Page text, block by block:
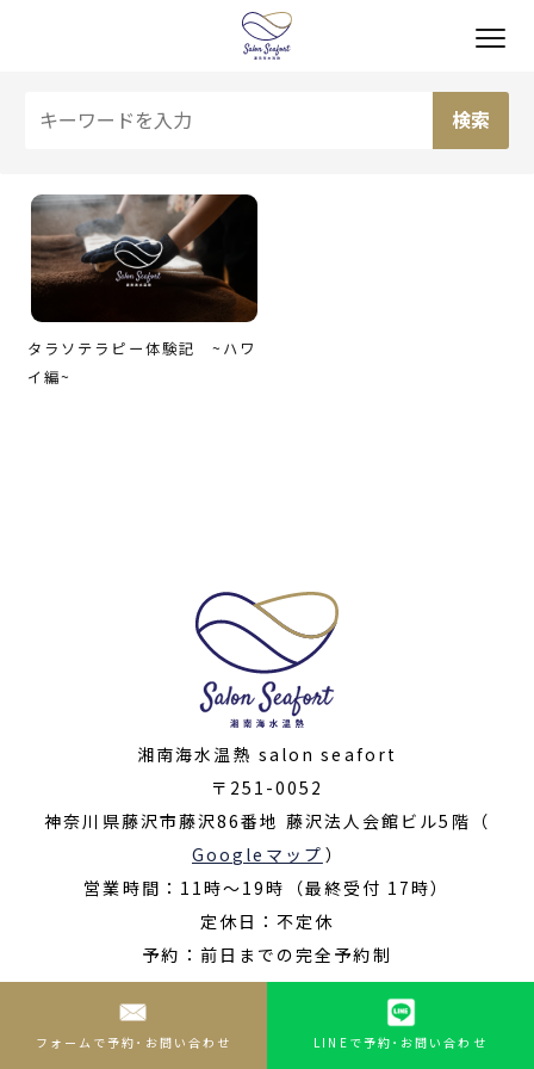
タラソテラピー体験記 ~ハワ
イ編~
湘南海水温熱 salon seafort
〒251-0052
神奈川県藤沢市藤沢86番地 藤沢法人会館ビル5階（
Googleマップ ）
営業時間：11時〜19時（最終受付 17時）
定休日：不定休
予約：前日までの完全予約制
© 2022- salon seafort ALL RIGHTS RESERVED
フォームで予約･お問い合わせ LINEで予約･お問い合わせ